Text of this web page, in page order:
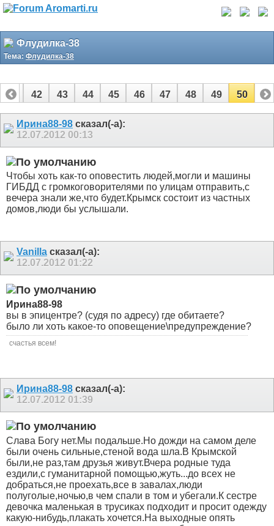
Флудилка-38
Тема: Флудилка-38
41 42 43 44 45 46 47 48 49 50
Ирина88-98 сказал(-а):
12.07.2012 00:13
Чтобы хоть как-то оповестить людей,могли и машины
ГИБДД с громкоговорителями по улицам отправить,с
вечера знали же,что будет.Крымск состоит из частных
домов,люди бы услышали.
Vanilla сказал(-а):
12.07.2012 01:22
Ирина88-98
вы в эпицентре? (судя по адресу) где обитаете?
было ли хоть какое-то оповещение\предупреждение?
счастья всем!
Ирина88-98 сказал(-а):
12.07.2012 01:39
Слава Богу нет.Мы подальше.Но дожди на самом деле
были очень сильные,стеной вода шла.В Крымской
были,не раз,там друзья живут.Вчера родные туда
ездили,с гуманитарной помощью,жуть...до всех не
добраться,не проехать,все в завалах,люди
полуголые,ночью,в чем спали в том и убегали.К сестре
девочка маленькая в трусиках подходит и просит одежду
какую-нибудь,плакать хочется.На выходные опять